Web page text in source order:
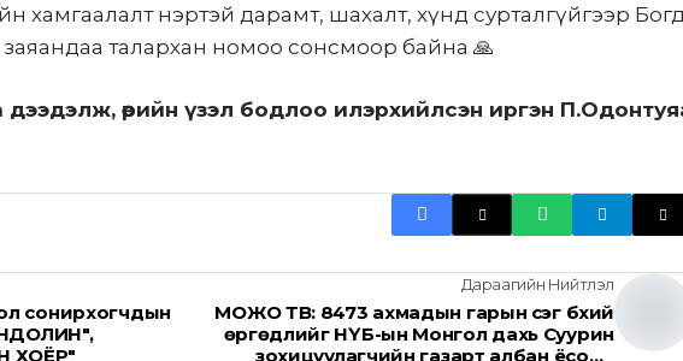
хамгаалалт нэртэй дарамт, шахалт, хүнд сурталгүйгээр
заяандаа талархан номоо сонсмоор байна 🙏
дээдэлж, өөрийн үзэл бодлоо илэрхийлсэн иргэн
сонирхогчдын
ХОЁР"
Дараагийн Нийтлэл
MОЖО ТВ: 8473 ахмадын гарын үсэг бүхий
өргөдлийг НҮБ-ын Монгол дахь Суурин
зохицуулагчийн газарт албан ёсоор